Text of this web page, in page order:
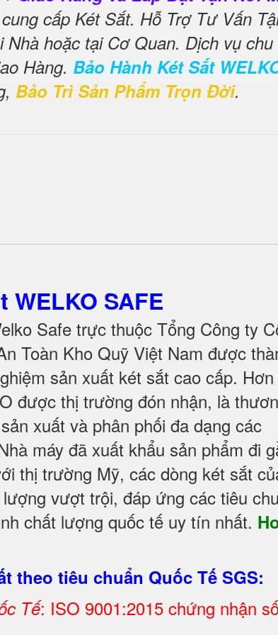
cấp Két Sắt. Hỗ Trợ Tư Vấn
Nhà hoặc tại Cơ Quan. Dịch vụ chu
Hàng. Bảo Hành Két Sắt
Bảo Trì Sản Phẩm Trọn Đời.
WELKO SAFE
Safe trực thuộc Tổng Công ty
Toàn Kho Quỹ Việt Nam được
sản xuất két sắt cao cấp.
được thị trường đón nhận, là
xuất và phân phối đa dạng các
máy đã xuất khẩu sản phẩm đi
thị trường Mỹ, các dòng két sắt
vượt trội, đáp ứng các tiêu
chất lượng quốc tế uy tín nhất.
theo tiêu chuẩn Quốc Tế SGS:
Tế: ISO 9001:2015 chứng nhận